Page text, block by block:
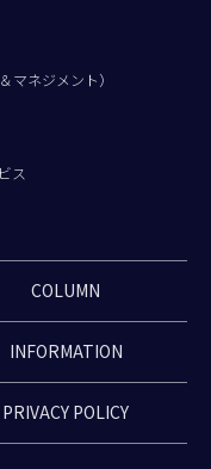
マネジメント）
ス
COLUMN
INFORMATION
PRIVACY POLICY